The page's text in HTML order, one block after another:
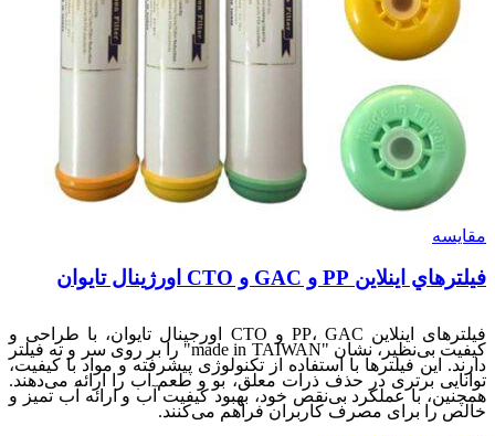
مقایسه
فيلترهاي اينلاين PP و GAC و CTO اورژينال تايوان
فیلترهای اینلاين PP، GAC و CTO اورجینال تایوان، با طراحی و
کیفیت بی‌نظیر، نشان "made in TAIWAN" را بر روی سر و ته فیلتر
دارند. این فیلترها با استفاده از تکنولوژی پیشرفته و مواد با کیفیت،
توانایی برتری در حذف ذرات معلق، بو و طعم آب را ارائه می‌دهند.
همچنین، با عملکرد بی‌نقص خود، بهبود کیفیت آب و ارائه آب تمیز و
خالص را برای مصرف کاربران فراهم می‌کنند.